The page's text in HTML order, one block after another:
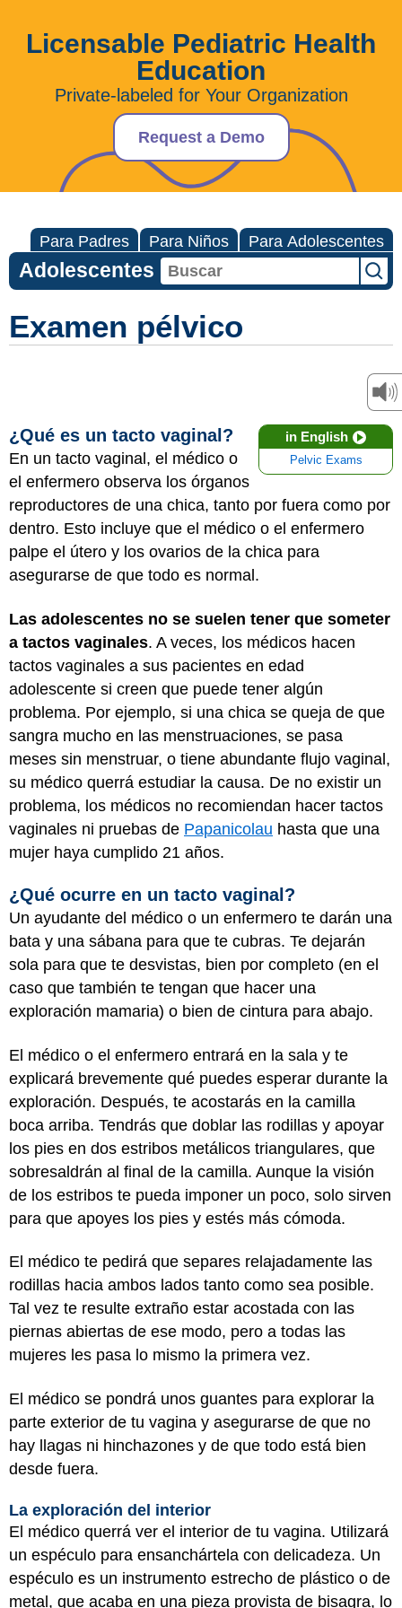
Licensable Pediatric Health
Education
Private-labeled for Your Organization
Request a Demo
Para Padres Para Niños Para Adolescentes
Adolescentes
Examen pélvico
in English
Pelvic Exams
¿Qué es un tacto vaginal?
En un tacto vaginal, el médico o
el enfermero observa los órganos
reproductores de una chica, tanto por fuera como por
dentro. Esto incluye que el médico o el enfermero
palpe el útero y los ovarios de la chica para
asegurarse de que todo es normal.
Las adolescentes no se suelen tener que someter
a tactos vaginales. A veces, los médicos hacen
tactos vaginales a sus pacientes en edad
adolescente si creen que puede tener algún
problema. Por ejemplo, si una chica se queja de que
sangra mucho en las menstruaciones, se pasa
meses sin menstruar, o tiene abundante flujo vaginal,
su médico querrá estudiar la causa. De no existir un
problema, los médicos no recomiendan hacer tactos
vaginales ni pruebas de Papanicolau hasta que una
mujer haya cumplido 21 años.
¿Qué ocurre en un tacto vaginal?
Un ayudante del médico o un enfermero te darán una
bata y una sábana para que te cubras. Te dejarán
sola para que te desvistas, bien por completo (en el
caso que también te tengan que hacer una
exploración mamaria) o bien de cintura para abajo.
El médico o el enfermero entrará en la sala y te
explicará brevemente qué puedes esperar durante la
exploración. Después, te acostarás en la camilla
boca arriba. Tendrás que doblar las rodillas y apoyar
los pies en dos estribos metálicos triangulares, que
sobresaldrán al final de la camilla. Aunque la visión
de los estribos te pueda imponer un poco, solo sirven
para que apoyes los pies y estés más cómoda.
El médico te pedirá que separes relajadamente las
rodillas hacia ambos lados tanto como sea posible.
Tal vez te resulte extraño estar acostada con las
piernas abiertas de ese modo, pero a todas las
mujeres les pasa lo mismo la primera vez.
El médico se pondrá unos guantes para explorar la
parte exterior de tu vagina y asegurarse de que no
hay llagas ni hinchazones y de que todo está bien
desde fuera.
La exploración del interior
El médico querrá ver el interior de tu vagina. Utilizará
un espéculo para ensanchártela con delicadeza. Un
espéculo es un instrumento estrecho de plástico o de
metal, que acaba en una pieza provista de bisagra, lo